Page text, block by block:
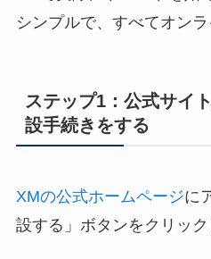
シンプルで、すべてオンラ
ステップ1：公式サイ
設手続きをする
XMの公式ホームページに
設する」ボタンをクリック